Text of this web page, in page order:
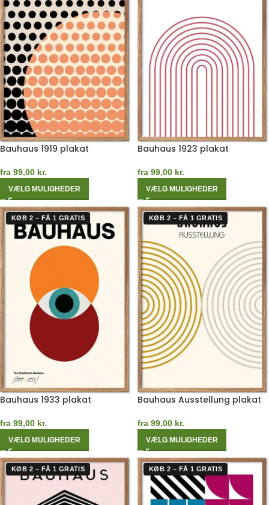
Bauhaus 1919 plakat
fra 99,00 kr.
VÆLG MULIGHEDER
Bauhaus 1923 plakat
fra 99,00 kr.
VÆLG MULIGHEDER
KØB 2 – FÅ 1 GRATIS
Bauhaus 1933 plakat
fra 99,00 kr.
VÆLG MULIGHEDER
KØB 2 – FÅ 1 GRATIS
Bauhaus Ausstellung plakat
fra 99,00 kr.
VÆLG MULIGHEDER
KØB 2 – FÅ 1 GRATIS KØB 2 – FÅ 1 GRATIS